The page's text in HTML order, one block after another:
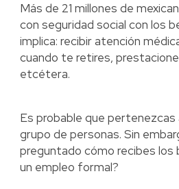
Más de 21 millones de
con seguridad social con los
implica: recibir atención
cuando te retires,
etcétera.
Es probable que
grupo de personas. Sin
preguntado cómo recibes
un empleo formal?